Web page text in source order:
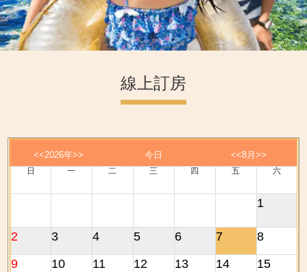
線上訂房
<<2026年>> 今日 <<8月>>
日 一 二 三 四 五 六
1
2 3 4 5 6 7
8
9
10 11 12 13 14
15